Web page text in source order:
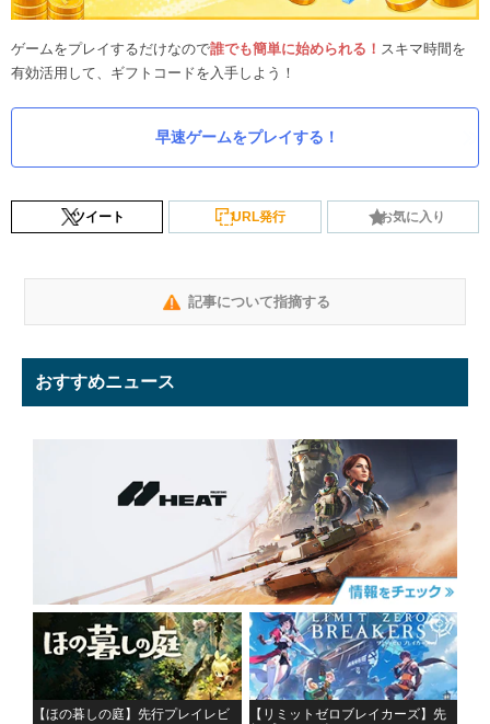
ゲームをプレイするだけなので誰でも簡単に始められる！ スキマ時間を
有効活用して、ギフトコードを入手しよう！
早速ゲームをプレイする！
ツイート URL発行 お気に入り
記事について指摘する
おすすめニュース
【ほの暮しの庭】先行プレイレビ
【リミットゼロブレイカーズ】先